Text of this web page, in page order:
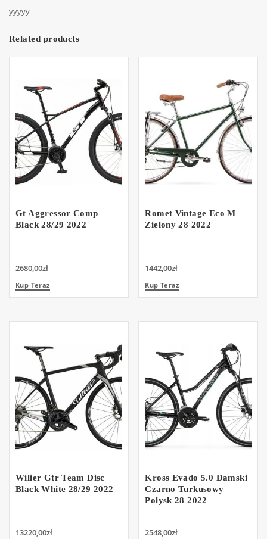
yyyyy
Related products
Gt Aggressor Comp
Black 28/29 2022
2680,00zł
Kup Teraz
Romet Vintage Eco M
Zielony 28 2022
1442,00zł
Kup Teraz
Wilier Gtr Team Disc
Black White 28/29 2022
13220,00zł
Kross Evado 5.0 Damski
Czarno Turkusowy
Połysk 28 2022
2548,00zł